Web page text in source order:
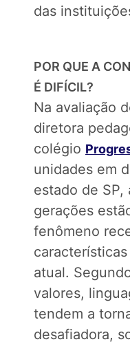
das
POR QUE A
É DIFÍCIL?
Na avaliação
diretora
colégio
unidades em
estado de
gerações
fenômeno
atual.
valores,
tendem a
desafiadora,